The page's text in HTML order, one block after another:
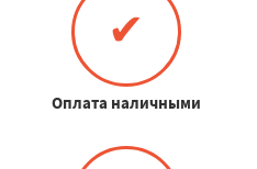
✔
Оплата наличными